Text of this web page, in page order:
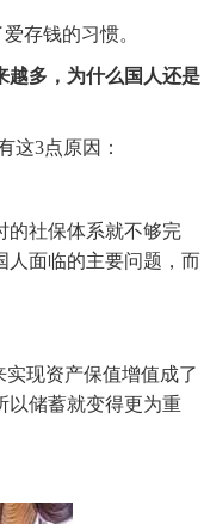
存钱的习惯。
越多，为什么国人还是
3点原因：
社保体系就不够完
人面临的主要问题，而
现资产保值增值成了
以储蓄就变得更为重